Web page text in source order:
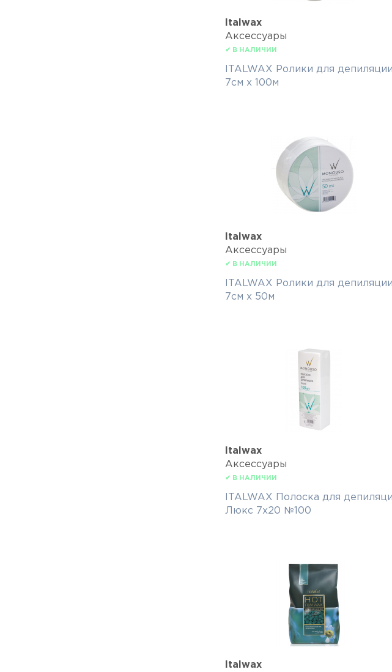
Italwax
Аксессуары
✔ В НАЛИЧИИ
ITALWAX Ролики для депиляции
7см х 100м
Italwax
Аксессуары
✔ В НАЛИЧИИ
ITALWAX Ролики для депиляции
7см х 50м
Italwax
Аксессуары
✔ В НАЛИЧИИ
ITALWAX Полоска для
Люкс 7х20 №100
Italwax